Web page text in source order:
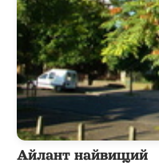
Айлант найвищий